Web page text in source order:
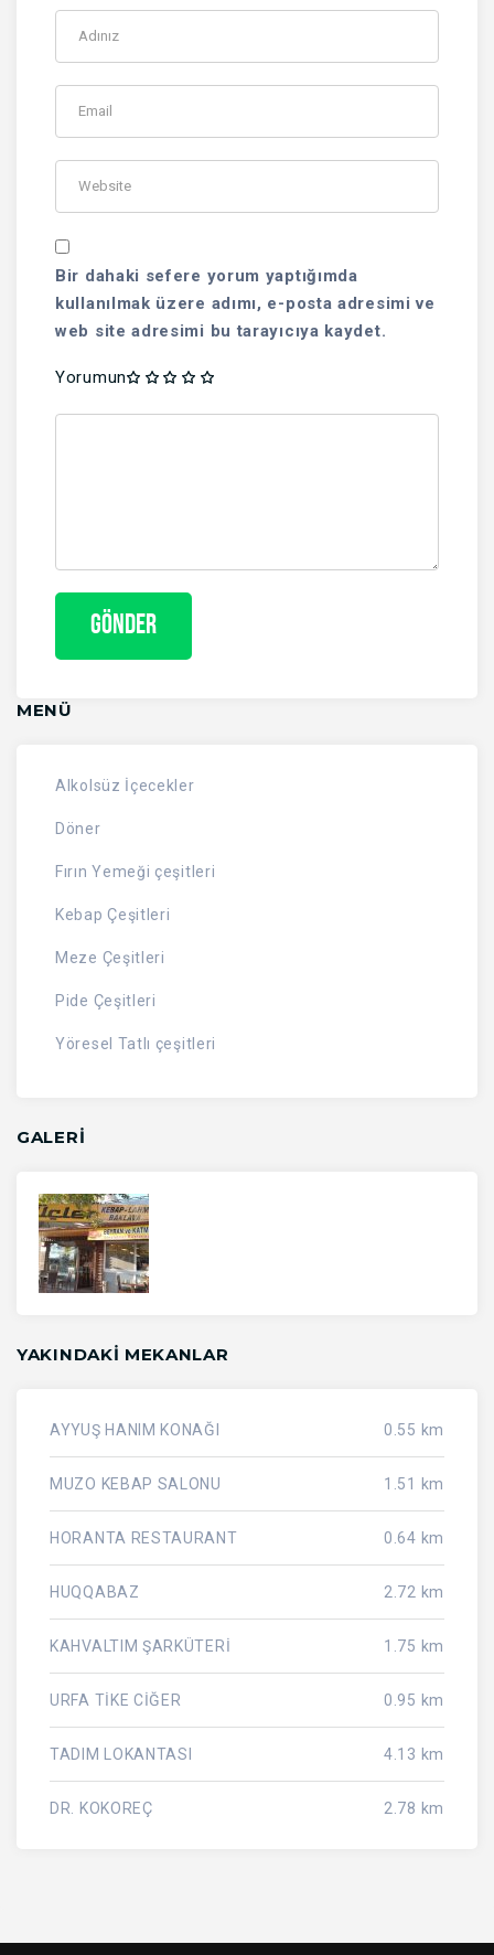
Bir dahaki sefere yorum yaptığımda
kullanılmak üzere adımı, e-posta adresimi ve
web site adresimi bu tarayıcıya kaydet.
Yorumun
MENÜ
Alkolsüz İçecekler
Döner
Fırın Yemeği çeşitleri
Kebap Çeşitleri
Meze Çeşitleri
Pide Çeşitleri
Yöresel Tatlı çeşitleri
GALERİ
YAKINDAKI MEKANLAR
AYYUŞ HANIM KONAĞI 0.55 km
MUZO KEBAP SALONU 1.51 km
HORANTA RESTAURANT 0.64 km
HUQQABAZ 2.72 km
KAHVALTIM ŞARKÜTERİ 1.75 km
URFA TİKE CİĞER 0.95 km
TADIM LOKANTASI 4.13 km
DR. KOKOREÇ 2.78 km